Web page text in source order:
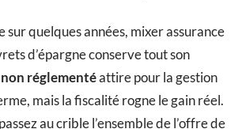
sur quelques années, mixer assurance
d’épargne conserve tout son
réglementéattire pour la gestion
mais la fiscalité rogne le gain réel.
au crible l’ensemble de l’offre de